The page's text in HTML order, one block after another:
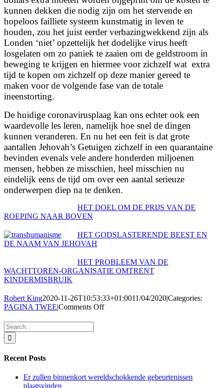
kunnen dekken die nodig zijn om het stervende en
hopeloos failliete systeem kunstmatig in leven te
houden, zou het juist eerder verbazingwekkend zijn als
Londen ‘niet’ opzettelijk het dodelijke virus heeft
losgelaten om zo paniek te zaaien om de geldstroom in
beweging te krijgen en hiermee voor zichzelf wat extra
tijd te kopen om zichzelf op deze manier gereed te
maken voor de volgende fase van de totale
ineenstorting.
De huidige coronavirusplaag kan ons echter ook een
waardevolle les leren, namelijk hoe snel de dingen
kunnen veranderen. En nu het een feit is dat grote
aantallen Jehovah’s Getuigen zichzelf in een quarantaine
bevinden evenals vele andere honderden miljoenen
mensen, hebben ze misschien, heel misschien nu
eindelijk eens de tijd om over een aantal serieuze
onderwerpen diep na te denken.
HET DOEL OM DE PRIJS VAN DE
ROEPING NAAR BOVEN
HET GODSLASTERENDE BEEST EN
DE NAAM VAN JEHOVAH
HET PROBLEEM VAN DE
WACHTTOREN-ORGANISATIE OMTRENT
KINDERMISBRUIK
Robert King2020-11-26T10:53:33+01:0011/04/2020|Categories:
PAGINA TWEE|Comments Offon
Search
for:
Recent Posts
Er zullen binnenkort wereldschokkende gebeurtenissen
plaatsvinden